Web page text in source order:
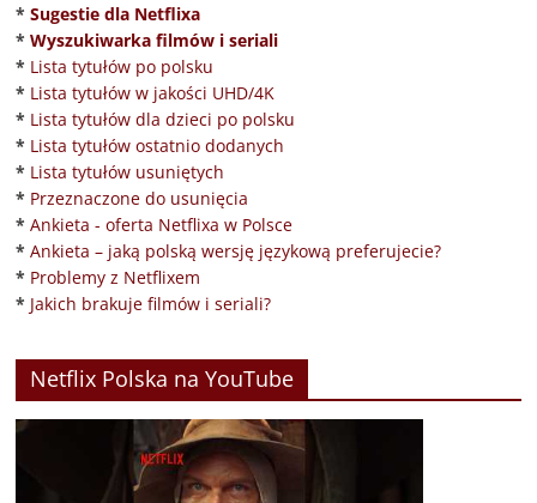
* Sugestie dla Netflixa
* Wyszukiwarka filmów i seriali
* Lista tytułów po polsku
* Lista tytułów w jakości UHD/4K
* Lista tytułów dla dzieci po polsku
* Lista tytułów ostatnio dodanych
* Lista tytułów usuniętych
* Przeznaczone do usunięcia
* Ankieta - oferta Netflixa w Polsce
* Ankieta – jaką polską wersję językową preferujecie?
* Problemy z Netflixem
* Jakich brakuje filmów i seriali?
Netflix Polska na YouTube